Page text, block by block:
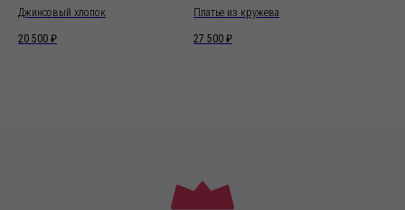
Джинсовый хлопок
20 500 ₽
Платье из кружева
27 500 ₽